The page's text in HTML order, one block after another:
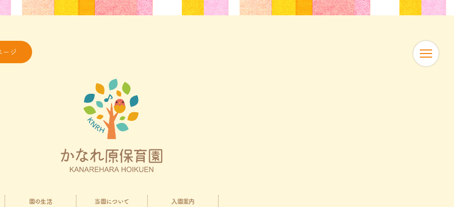
ージ
園の生活
当園について
入園案内